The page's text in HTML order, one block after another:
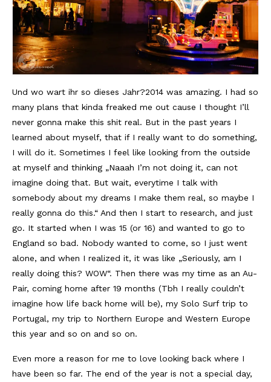
Und wo wart ihr so dieses Jahr?2014 was amazing. I had so
many plans that kinda freaked me out cause I thought I’ll
never gonna make this shit real. But in the past years I
learned about myself, that if I really want to do something,
I will do it. Sometimes I feel like looking from the outside
at myself and thinking „Naaah I’m not doing it, can not
imagine doing that. But wait, everytime I talk with
somebody about my dreams I make them real, so maybe I
really gonna do this.“ And then I start to research, and just
go. It started when I was 15 (or 16) and wanted to go to
England so bad. Nobody wanted to come, so I just went
alone, and when I realized it, it was like „Seriously, am I
really doing this? WOW“. Then there was my time as an Au-
Pair, coming home after 19 months (Tbh I really couldn’t
imagine how life back home will be), my Solo Surf trip to
Portugal, my trip to Northern Europe and Western Europe
this year and so on and so on.
Even more a reason for me to love looking back where I
have been so far. The end of the year is not a special day,